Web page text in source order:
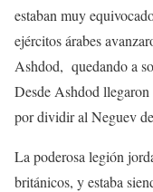
estaban muy
ejércitos árabes
Ashdod, quedando a
Desde Ashdod llegaron
por dividir al Neguev
La poderosa legión
británicos, y estaba